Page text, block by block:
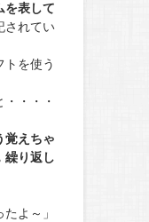
を表して
されてい
トを使う
・・・
覚えちゃ
繰り返し
よ～」